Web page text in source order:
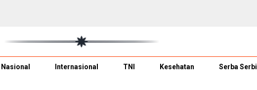
Nasional Internasional TNI Kesehatan Serba Serbi